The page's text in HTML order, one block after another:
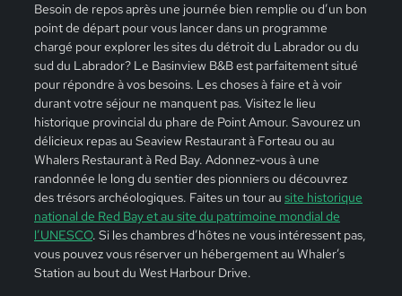
Besoin de repos après une journée bien remplie ou d’un bon
point de départ pour vous lancer dans un programme
chargé pour explorer les sites du détroit du Labrador ou du
sud du Labrador? Le Basinview B&B est parfaitement situé
pour répondre à vos besoins. Les choses à faire et à voir
durant votre séjour ne manquent pas. Visitez le lieu
historique provincial du phare de Point Amour. Savourez un
délicieux repas au Seaview Restaurant à Forteau ou au
Whalers Restaurant à Red Bay. Adonnez-vous à une
randonnée le long du sentier des pionniers ou découvrez
des trésors archéologiques. Faites un tour au site historique
national de Red Bay et au site du patrimoine mondial de
l’UNESCO. Si les chambres d’hôtes ne vous intéressent pas,
vous pouvez vous réserver un hébergement au Whaler’s
Station au bout du West Harbour Drive.